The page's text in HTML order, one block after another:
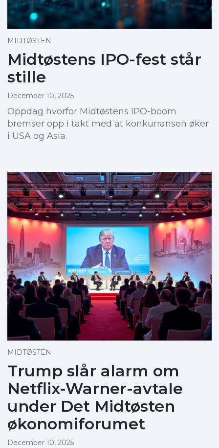
MIDTØSTEN
Midtøstens IPO-fest står
stille
December 10, 2025
Oppdag hvorfor Midtøstens IPO-boom
bremser opp i takt med at konkurransen øker
i USA og Asia.
MIDTØSTEN
Trump slår alarm om
Netflix-Warner-avtale
under Det Midtøsten
økonomiforumet
December 10, 2025